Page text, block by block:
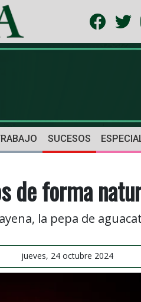
SUCESOS
de forma
la pepa de
jueves, 24 octubre 2024